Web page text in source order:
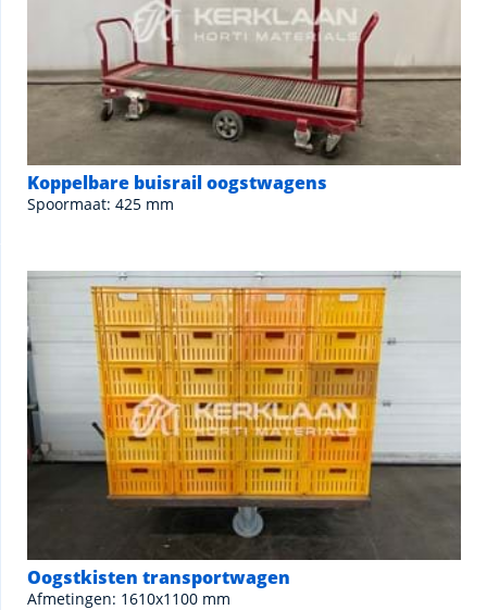
Koppelbare buisrail oogstwagens
Spoormaat: 425 mm
Oogstkisten transportwagen
Afmetingen: 1610x1100 mm